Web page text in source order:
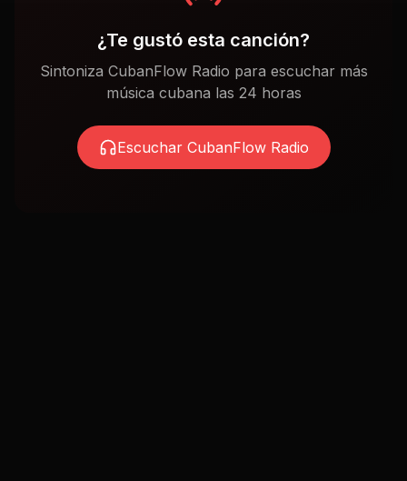
¿Te gustó esta canción?
Sintoniza CubanFlow Radio para escuchar más
música cubana las 24 horas
Escuchar CubanFlow Radio